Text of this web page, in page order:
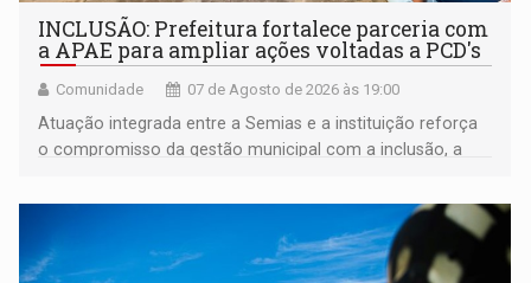
INCLUSÃO: Prefeitura fortalece parceria com
a APAE para ampliar ações voltadas a PCD's
Comunidade 07 de Agosto de 2026 às 19:00
Atuação integrada entre a Semias e a instituição reforça
o compromisso da gestão municipal com a inclusão, a